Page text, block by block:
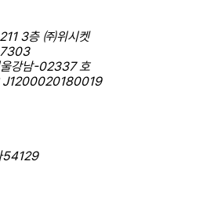
3층 ㈜위시켓
강남-02337 호
: J1200020180019
54129